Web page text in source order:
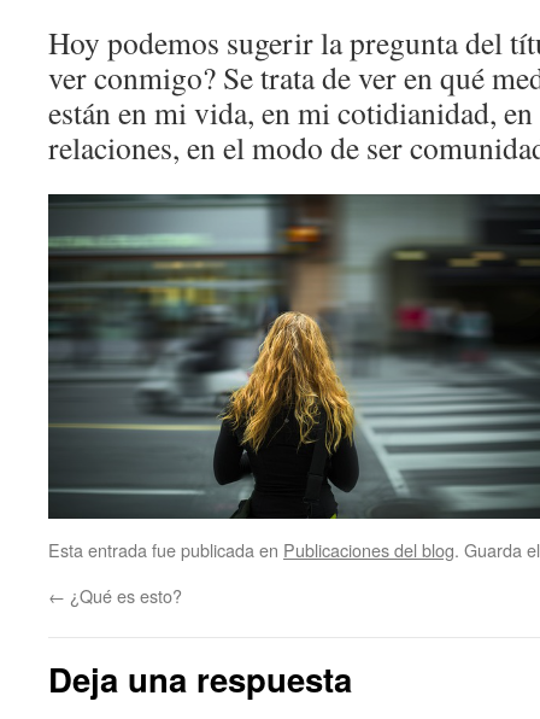
Hoy podemos sugerir la pregunta del
ver conmigo? Se trata de ver en qué
están en mi vida, en mi cotidianidad,
relaciones, en el modo de ser
Esta entrada fue publicada en Publicaciones del blog. Guarda
← ¿Qué es esto?
Deja una respuesta